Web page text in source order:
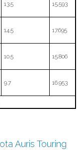
13.5 15.593
14.5 17.695
10.5 15.806
9.7 16.953
Auris Touring